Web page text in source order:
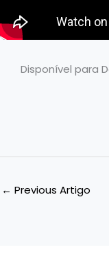
Disponível para
← Previous Artigo